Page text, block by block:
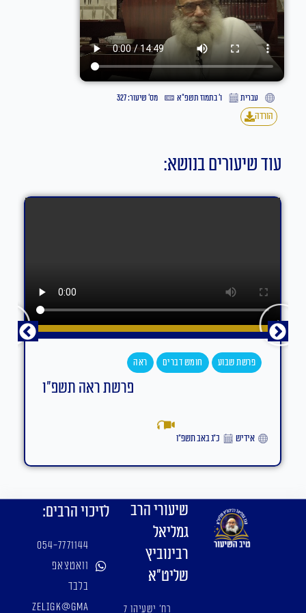
עברית ו׳ בתמוז תשפ״א
מס' שיעור: 327
הורדה
עוד שיעורים בנושא:
פרשת שבוע חומש דברים ראה
פרשת ראה תשפ"ו
אידיש כ״ג באב תשפ״ו
שיעורי הרב
גמליאל
רבינוביץ
שליט"א
רח' ישעיהו 7
לזיכוי הרבים:
054-7771144
וואטצאפ
בלבד
zeligk@gma